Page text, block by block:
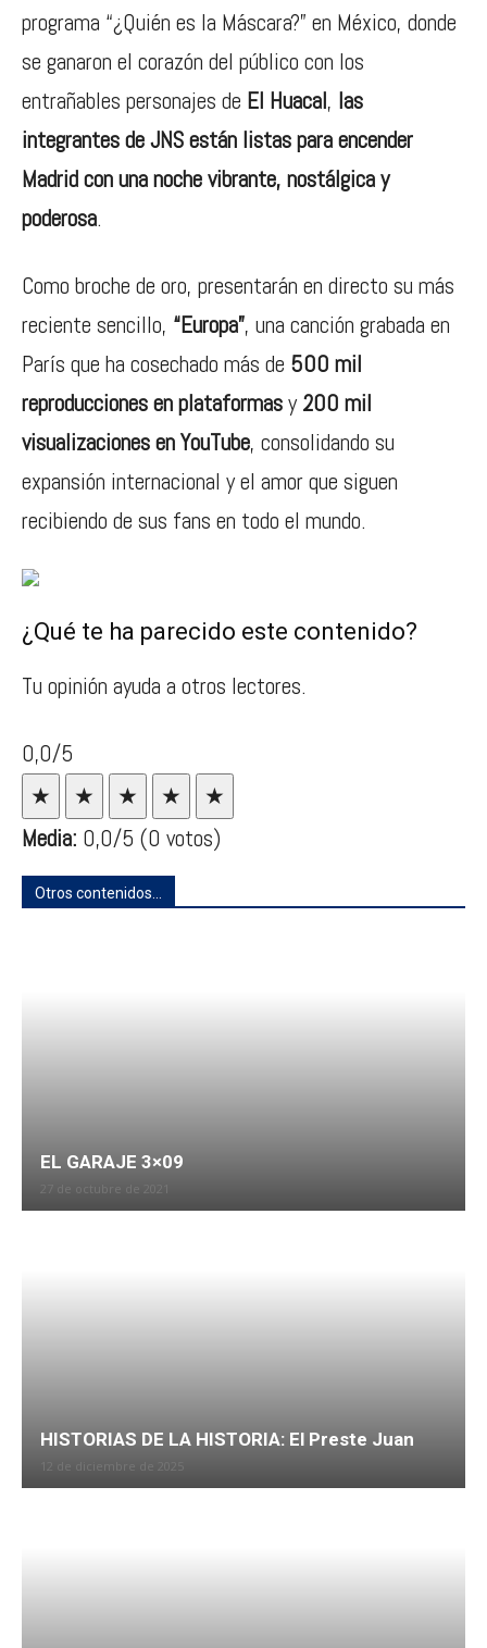
programa “¿Quién es la Máscara?” en México, donde
se ganaron el corazón del público con los
entrañables personajes de El Huacal, las
integrantes de JNS están listas para encender
Madrid con una noche vibrante, nostálgica y
poderosa.
Como broche de oro, presentarán en directo su más
reciente sencillo, “Europa”, una canción grabada en
París que ha cosechado más de 500 mil
reproducciones en plataformasy200 mil
visualizaciones en YouTube, consolidando su
expansión internacional y el amor que siguen
recibiendo de sus fans en todo el mundo.
¿Qué te ha parecido este contenido?
Tu opinión ayuda a otros lectores.
0,0/5
★
★ ★ ★
★
Media: 0,0/5 (0 votos)
Otros contenidos...
EL GARAJE 3×09
27 de octubre de 2021
HISTORIAS DE LA HISTORIA: El Preste Juan